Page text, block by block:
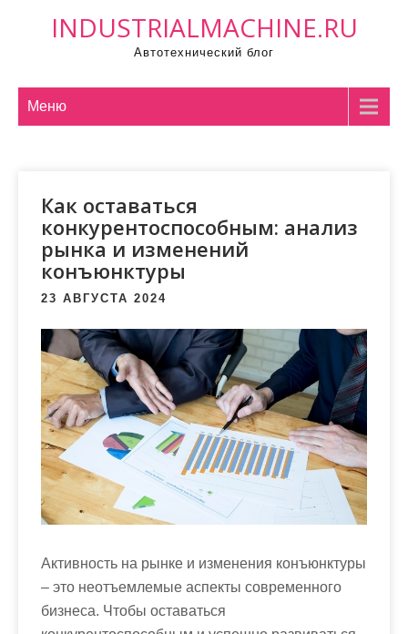
INDUSTRIALMACHINE.RU
Автотехнический блог
Меню
Как оставаться
конкурентоспособным: анализ
рынка и изменений
конъюнктуры
23 АВГУСТА 2024
Активность на рынке и изменения конъюнктуры
– это неотъемлемые аспекты современного
бизнеса. Чтобы оставаться